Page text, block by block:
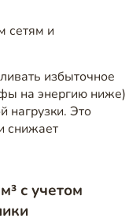
сетям и
избыточное
на энергию ниже)
нагрузки. Это
снижает
с учетом